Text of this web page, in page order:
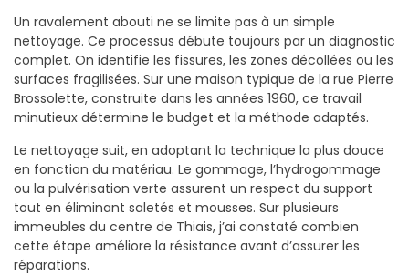
Un ravalement abouti ne se limite pas à un simple
nettoyage. Ce processus débute toujours par un diagnostic
complet. On identifie les fissures, les zones décollées ou les
surfaces fragilisées. Sur une maison typique de la rue Pierre
Brossolette, construite dans les années 1960, ce travail
minutieux détermine le budget et la méthode adaptés.
Le nettoyage suit, en adoptant la technique la plus douce
en fonction du matériau. Le gommage, l’hydrogommage
ou la pulvérisation verte assurent un respect du support
tout en éliminant saletés et mousses. Sur plusieurs
immeubles du centre de Thiais, j’ai constaté combien
cette étape améliore la résistance avant d’assurer les
réparations.